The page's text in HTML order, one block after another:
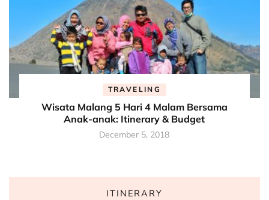
TRAVELING
Wisata Malang 5 Hari 4 Malam Bersama
Anak-anak: Itinerary & Budget
December 5, 2018
ITINERARY